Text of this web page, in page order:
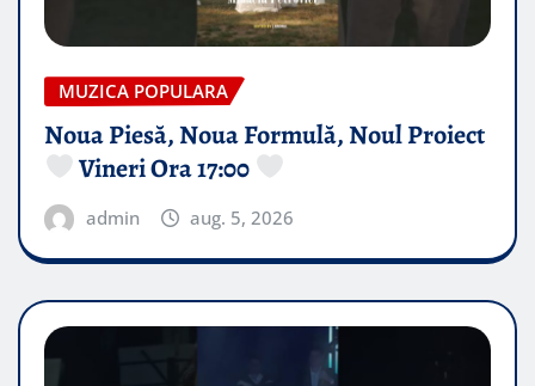
MUZICA POPULARA
Noua Piesă, Noua Formulă, Noul Proiect
Vineri Ora 17:00
admin aug. 5, 2026